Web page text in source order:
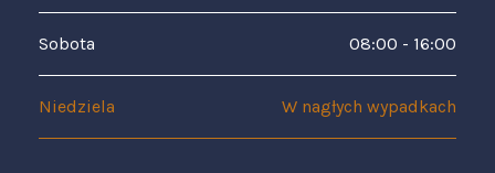
Sobota 08:00 - 16:00
Niedziela W nagłych wypadkach